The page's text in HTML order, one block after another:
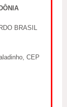
BRASIL
CEP